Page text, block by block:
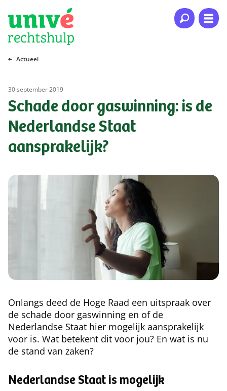
Naar hoofdinhoud
Naar hoofdnavigatie
Naar footer
Actueel
30 september 2019
Schade door gaswinning: is de
Nederlandse Staat
aansprakelijk?
Onlangs deed de Hoge Raad een uitspraak over
de schade door gaswinning en of de
Nederlandse Staat hier mogelijk aansprakelijk
voor is. Wat betekent dit voor jou? En wat is nu
de stand van zaken?
Nederlandse Staat is mogelijk